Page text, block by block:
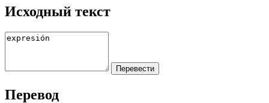
Исходный текст
Перевод